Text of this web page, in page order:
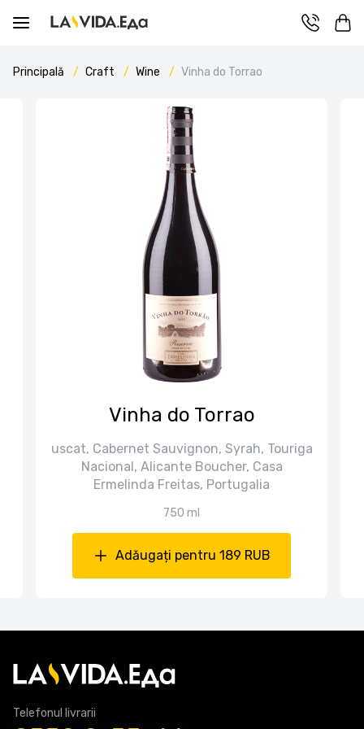
Principală Craft Wine Vinha do Torrao
Vinha do Torrao
uscat, Cabernet Sauvignon, Syrah, Touriga
Nacional, Alicante Boucher, Casa
Ermelinda Freitas, Portugalia
750 ml
Adăugați pentru 189 RUB
Telefonul livrarii